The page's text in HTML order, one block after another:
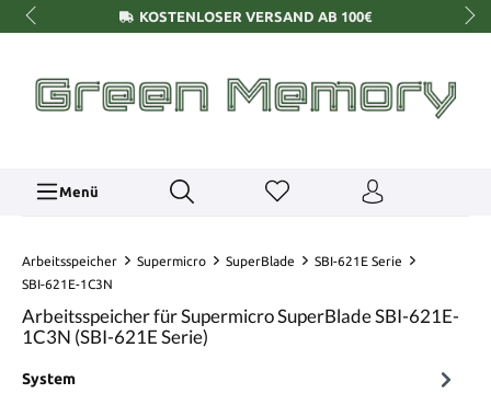
KOSTENLOSER VERSAND AB 100€
Menü
Arbeitsspeicher Supermicro SuperBlade
SBI-621E Serie
SBI-621E-1C3N
Arbeitsspeicher für Supermicro SuperBlade SBI-621E-
1C3N (SBI-621E Serie)
System